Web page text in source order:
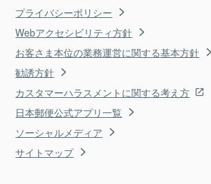
プライバシーポリシー
Webアクセシビリティ方針
お客さま本位の業務運営に関する基本方針
勧誘方針
カスタマーハラスメントに関する考え方
日本郵便公式アプリ一覧
ソーシャルメディア
サイトマップ